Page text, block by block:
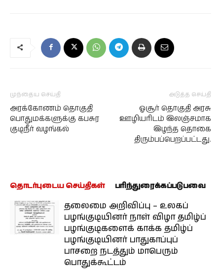
முந்தைய செய்தி
அரக்கோணம் தொகுதி
பொதுமக்களுக்கு கபசுர
குடிநீர் வழங்கல்
அடுத்த செய்தி
ஓசூர் தொகுதி அரசு
ஊழியரிடம் இலஞ்சமாக
இழந்த தொகை
திரும்பப்பெறப்பட்டது.
தொடர்புடைய செய்திகள் பரிந்துரைக்கப்படுபவை
தலைமை அறிவிப்பு – உலகப்
பழங்குடியினர் நாள் விழா தமிழ்ப்
பழங்குடிகளைக் காக்க தமிழ்ப்
பழங்குடியினர் பாதுகாப்புப்
பாசறை நடத்தும் மாபெரும்
பொதுக்கூட்டம்